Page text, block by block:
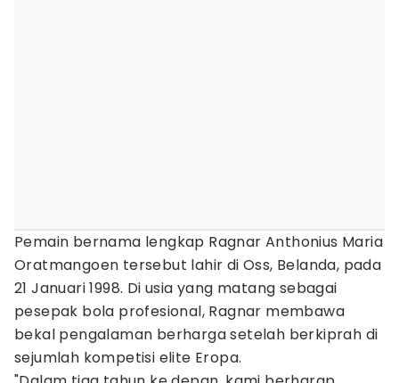
Pemain bernama lengkap Ragnar Anthonius Maria
Oratmangoen tersebut lahir di Oss, Belanda, pada
21 Januari 1998. Di usia yang matang sebagai
pesepak bola profesional, Ragnar membawa
bekal pengalaman berharga setelah berkiprah di
sejumlah kompetisi elite Eropa.